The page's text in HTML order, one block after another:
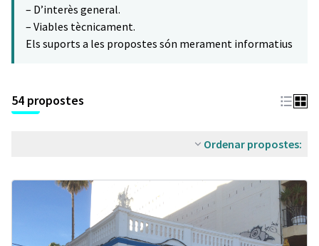
– D’interès general.
– Viables tècnicament.
Els suports a les propostes són merament informatius
54 propostes
Ordenar propostes: